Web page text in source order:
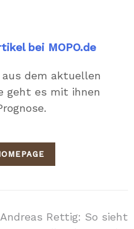
bei MOPO.de
aus dem aktuellen
geht es mit ihnen
Andreas Rettig: So sieht